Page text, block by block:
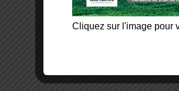
Cliquez sur l'image pour